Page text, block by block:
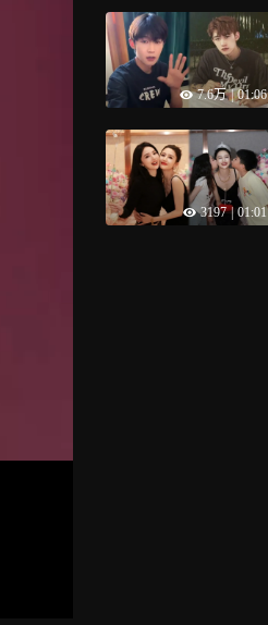
7.6万 | 01:06
3197 | 01:01